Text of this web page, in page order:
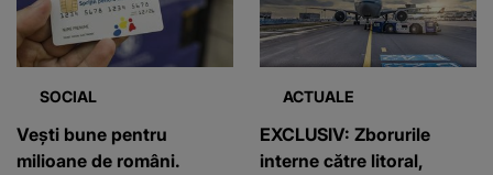
SOCIAL
Vești bune pentru
milioane de români.
ACTUALE
EXCLUSIV: Zborurile
interne către litoral,